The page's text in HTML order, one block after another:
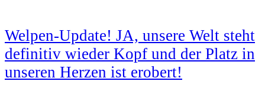
Welpen-Update! JA, unsere Welt steht
definitiv wieder Kopf und der Platz in
unseren Herzen ist erobert!